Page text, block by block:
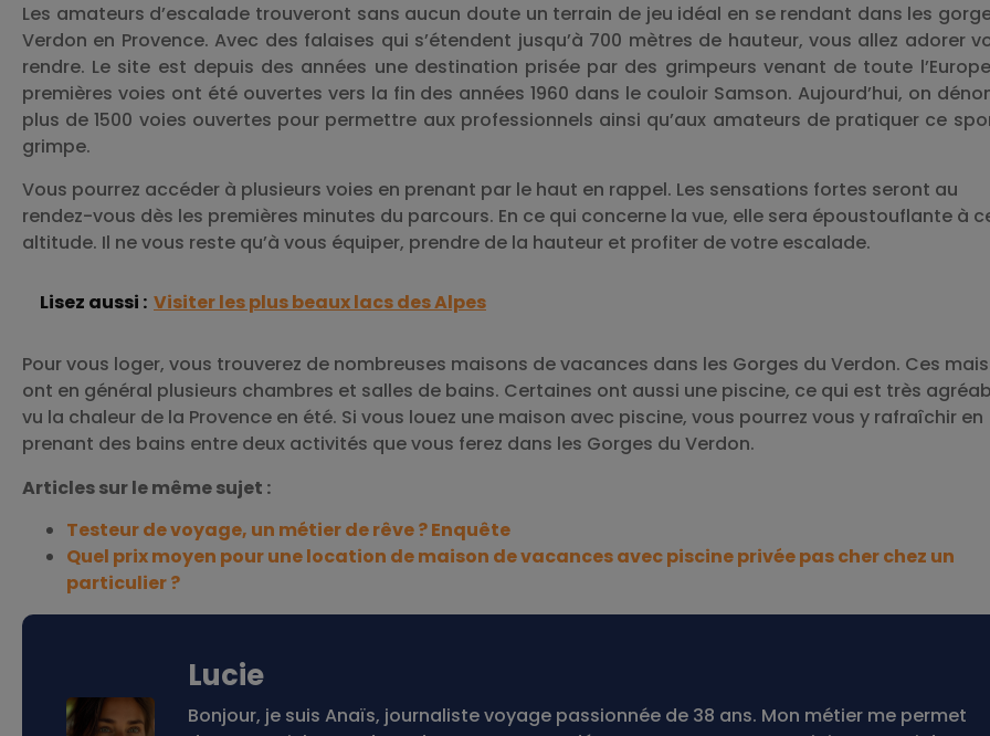
Les amateurs d’escalade trouveront sans aucun doute un terrain de jeu idéal en se rendant dans les
Verdon en Provence. Avec des falaises qui s’étendent jusqu’à 700 mètres de hauteur, vous allez adorer
rendre. Le site est depuis des années une destination prisée par des grimpeurs venant de toute
premières voies ont été ouvertes vers la fin des années 1960 dans le couloir Samson. Aujourd’hui, on
plus de 1500 voies ouvertes pour permettre aux professionnels ainsi qu’aux amateurs de pratiquer ce
grimpe.
Vous pourrez accéder à plusieurs voies en prenant par le haut en rappel. Les sensations fortes seront au
rendez-vous dès les premières minutes du parcours. En ce qui concerne la vue, elle sera époustouflante à
altitude. Il ne vous reste qu’à vous équiper, prendre de la hauteur et profiter de votre escalade.
Lisez aussi : Visiter les plus beaux lacs des Alpes
Pour vous loger, vous trouverez de nombreuses maisons de vacances dans les Gorges du Verdon. Ces
ont en général plusieurs chambres et salles de bains. Certaines ont aussi une piscine, ce qui est très
vu la chaleur de la Provence en été. Si vous louez une maison avec piscine, vous pourrez vous y rafraîchir en
prenant des bains entre deux activités que vous ferez dans les Gorges du Verdon.
Articles sur le même sujet :
Testeur de voyage, un métier de rêve ? Enquête
Quel prix moyen pour une location de maison de vacances avec piscine privée pas cher chez un
particulier ?
Lucie
Bonjour, je suis Anaïs, journaliste voyage passionnée de 38 ans. Mon métier me permet